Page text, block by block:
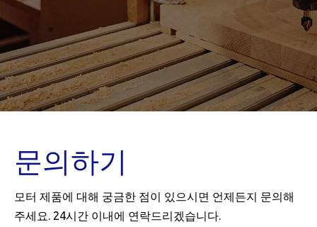
문의하기
모터 제품에 대해 궁금한 점이 있으시면 언제든지 문의해
주세요. 24시간 이내에 연락드리겠습니다.